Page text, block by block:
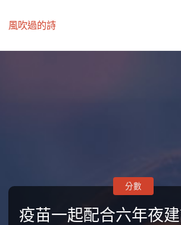
風吹過的詩
疫苗一起配合六年夜
分數